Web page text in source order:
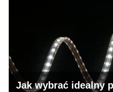
Jak wybrać idealny